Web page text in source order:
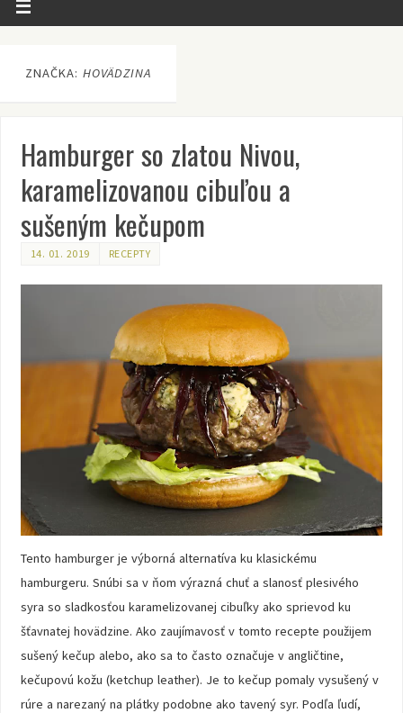
ZNAČKA: HOVÄDZINA
Hamburger so zlatou Nivou,
karamelizovanou cibuľou a
sušeným kečupom
14. 01. 2019 RECEPTY
Tento hamburger je výborná alternatíva ku klasickému
hamburgeru. Snúbi sa v ňom výrazná chuť a slanosť plesivého
syra so sladkosťou karamelizovanej cibuľky ako sprievod ku
šťavnatej hovädzine. Ako zaujímavosť v tomto recepte použijem
sušený kečup alebo, ako sa to často označuje v angličtine,
kečupovú kožu (ketchup leather). Je to kečup pomaly vysušený v
rúre a narezaný na plátky podobne ako tavený syr. Podľa ľudí,